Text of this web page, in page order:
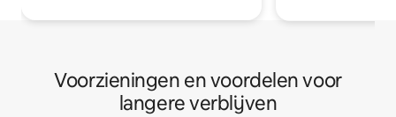
Voorzieningen en voordelen voor
langere verblijven